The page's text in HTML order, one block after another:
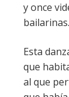
y once
bailarinas.
Esta
que
al que